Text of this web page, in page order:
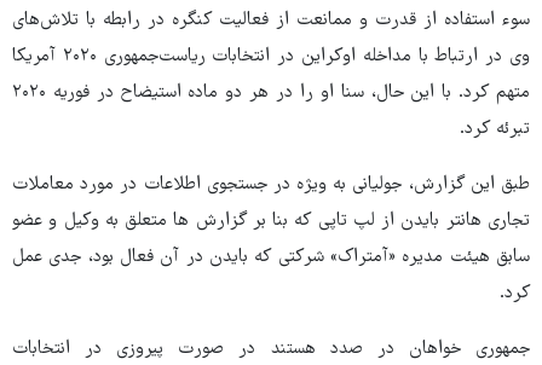
سوء استفاده از قدرت و ممانعت از فعالیت کنگره در رابطه با تلاش‌های
وی در ارتباط با مداخله اوکراین در انتخابات ریاست‌جمهوری ۲۰۲۰ آمریکا
متهم کرد. با این حال، سنا او را در هر دو ماده استیضاح در فوریه ۲۰۲۰
تبرئه کرد.
طبق این گزارش، جولیانی به ویژه در جستجوی اطلاعات در مورد معاملات
تجاری هانتر بایدن از لپ تاپی که بنا بر گزارش ها متعلق به وکیل و عضو
سابق هیئت مدیره «آمتراک» شرکتی که بایدن در آن فعال بود، جدی عمل
کرد.
جمهوری خواهان در صدد هستند در صورت پیروزی در انتخابات